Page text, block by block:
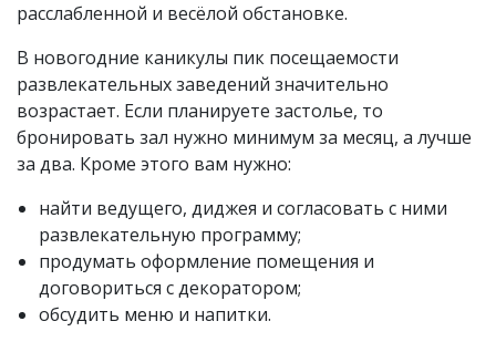
расслабленной и весёлой обстановке.
В новогодние каникулы пик посещаемости
развлекательных заведений значительно
возрастает. Если планируете застолье, то
бронировать зал нужно минимум за месяц, а лучше
за два. Кроме этого вам нужно:
найти ведущего, диджея и согласовать с ними
развлекательную программу;
продумать оформление помещения и
договориться с декоратором;
обсудить меню и напитки.